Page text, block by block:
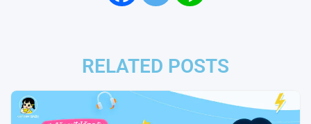
RELATED POSTS